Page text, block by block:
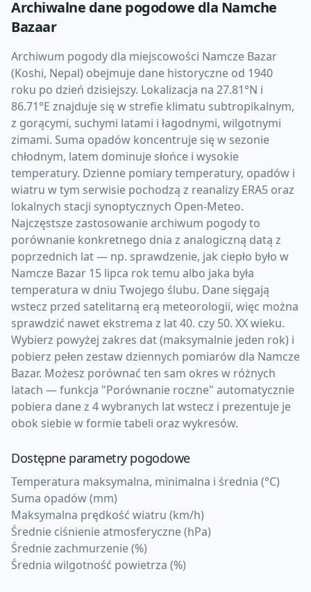
Archiwalne dane pogodowe dla Namche
Bazaar
Archiwum pogody dla miejscowości Namcze Bazar
(Koshi, Nepal) obejmuje dane historyczne od 1940
roku po dzień dzisiejszy. Lokalizacja na 27.81°N i
86.71°E znajduje się w strefie klimatu subtropikalnym,
z gorącymi, suchymi latami i łagodnymi, wilgotnymi
zimami. Suma opadów koncentruje się w sezonie
chłodnym, latem dominuje słońce i wysokie
temperatury. Dzienne pomiary temperatury, opadów i
wiatru w tym serwisie pochodzą z reanalizy ERA5 oraz
lokalnych stacji synoptycznych Open-Meteo.
Najczęstsze zastosowanie archiwum pogody to
porównanie konkretnego dnia z analogiczną datą z
poprzednich lat — np. sprawdzenie, jak ciepło było w
Namcze Bazar 15 lipca rok temu albo jaka była
temperatura w dniu Twojego ślubu. Dane sięgają
wstecz przed satelitarną erą meteorologii, więc można
sprawdzić nawet ekstrema z lat 40. czy 50. XX wieku.
Wybierz powyżej zakres dat (maksymalnie jeden rok) i
pobierz pełen zestaw dziennych pomiarów dla Namcze
Bazar. Możesz porównać ten sam okres w różnych
latach — funkcja "Porównanie roczne" automatycznie
pobiera dane z 4 wybranych lat wstecz i prezentuje je
obok siebie w formie tabeli oraz wykresów.
Dostępne parametry pogodowe
Temperatura maksymalna, minimalna i średnia (°C)
Suma opadów (mm)
Maksymalna prędkość wiatru (km/h)
Średnie ciśnienie atmosferyczne (hPa)
Średnie zachmurzenie (%)
Średnia wilgotność powietrza (%)